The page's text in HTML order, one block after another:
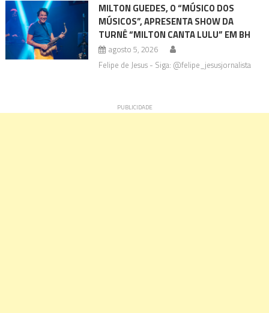
MILTON GUEDES, O “MÚSICO DOS
MÚSICOS”, APRESENTA SHOW DA
TURNÊ “MILTON CANTA LULU” EM BH
agosto 5, 2026
Felipe de Jesus - Siga: @felipe_jesusjornalista